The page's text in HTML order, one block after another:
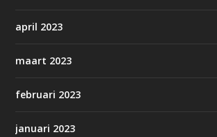
april 2023
maart 2023
februari 2023
januari 2023